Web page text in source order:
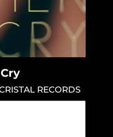
RECORDS